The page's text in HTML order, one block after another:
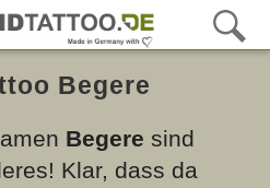
Begere
Begere sind
Klar, dass da